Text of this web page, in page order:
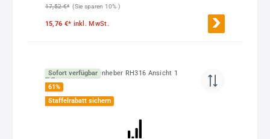
17,52 €* (Sie sparen 10% )
15,76 €* inkl. MwSt.
Sofort verfügbar
61%
Staffelrabatt sichern